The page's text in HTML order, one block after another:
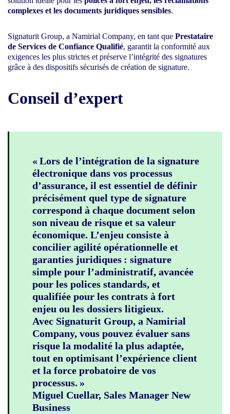
complexes et les documents juridiques sensibles.
Signaturit Group, a Namirial Company, en tant que Prestataire
de Services de Confiance Qualifié, garantit la conformité aux
exigences les plus strictes et préserve l’intégrité des signatures
grâce à des dispositifs sécurisés de création de signature.
Conseil d’expert
« Lors de l’intégration de la signature
électronique dans vos processus
d’assurance, il est essentiel de définir
précisément quel type de signature
correspond à chaque document selon
son niveau de risque et sa valeur
économique. L’enjeu consiste à
concilier agilité opérationnelle et
garanties juridiques : signature
simple pour l’administratif, avancée
pour les polices standards, et
qualifiée pour les contrats à fort
enjeu ou les dossiers litigieux.
Avec Signaturit Group, a Namirial
Company, vous pouvez évaluer sans
risque la modalité la plus adaptée,
tout en optimisant l’expérience client
et la force probatoire de vos
processus. »
Miguel Cuellar, Sales Manager New
Business